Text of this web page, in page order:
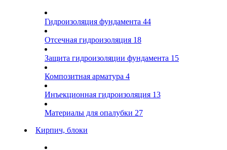
Гидроизоляция фундамента 44
Отсечная гидроизоляция 18
Защита гидроизоляции фундамента 15
Композитная арматура 4
Инъекционная гидроизоляция 13
Материалы для опалубки 27
Кирпич, блоки